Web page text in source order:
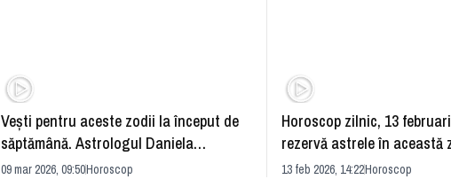
Vești pentru aceste zodii la început de
săptămână. Astrologul Daniela
Simulescu a făcut previziunile
09 mar 2026, 09:50Horoscop
Horoscop zilnic, 13
rezervă astrele în această
Daniela Simulescu
13 feb 2026, 14:22Horoscop